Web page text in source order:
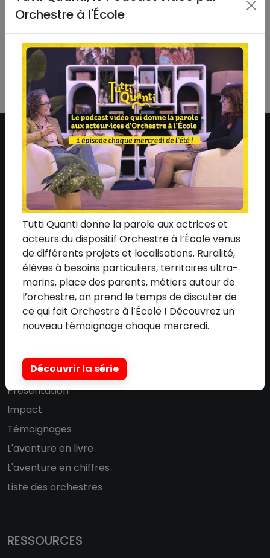
#Reconditionné•#Remise en état
#Ressources
#Sacem• #Shani Diluka
#Spedidam•#Télévision•#Thomas Leleu•#Un
Été en France•#Vidéo•#Yves Jamait•#Zaho de
#Zénith•#Tous
ASSOCIATION
Qui sommes-nous ?
L'équipe
Le conseil d'administration
Nos mécènes
Nos partenaires
Communication
Adhérer à l'association
DISPOSITIF
Présentation
Impact
Témoignages
L'aventure en livre
L'aventure en chiffres
Liste des orchestres
RESSOURCES
Orchestre à l'École
Tutti Quanti donne la parole aux actrices et
acteurs du dispositif Orchestre à l’École venus
de différents projets et localisations. Ruralité,
élèves à besoins particuliers, territoires ultra-
marins, place des parents, métiers autour de
l’orchestre, on prend le temps de discuter de
ce qui fait Orchestre à l’École ! Découvrez un
nouveau témoignage chaque mercredi.
Découvrir la série